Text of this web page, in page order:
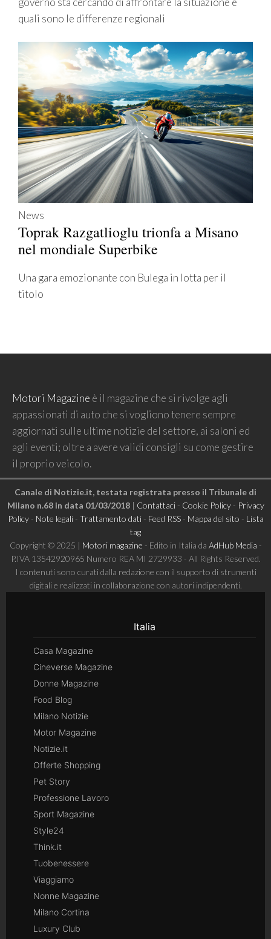
quali sono le differenze regionali
News
Toprak Razgatlioglu trionfa a Misano
nel mondiale Superbike
Una gara emozionante con Bulega in lotta per il
titolo
Motori Magazine è il magazine che si rivolge agli
appassionati di auto che si vogliono tenere sempre
aggiornati sulle ultime notizie del settore, ai saloni ed
agli eventi; oltre a avere validi consigli su come gestire
il proprio veicolo.
Canale di Notizie.it, testata registrata presso il Tribunale di
Milano n.68 in data 01/03/2018| Contattaci- Cookie Policy- Privacy
Policy- Note legali- Trattamento dati- Feed RSS- Mappa del sito - Lista
tag
Copyright © 2025 | Motori magazine - Edito in Italia da AdHub Media -
P.IVA 13542920965 Numero REA MI 2729933 - All Rights Reserved.
I contenuti sono curati dalla redazione con il supporto di strumenti
digitali e realizzati in collaborazione con autori indipendenti.
Italia
Casa Magazine
Cineverse Magazine
Donne Magazine
Food Blog
Milano Notizie
Motor Magazine
Notizie.it
Offerte Shopping
Pet Story
Professione Lavoro
Sport Magazine
Style24
Think.it
Tuobenessere
Viaggiamo
Nonne Magazine
Milano Cortina
Luxury Club